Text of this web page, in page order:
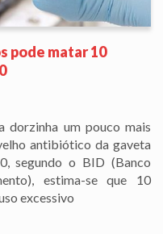
pode matar 10
dorzinha um pouco mais
antibiótico da gaveta
segundo o BID (Banco
estima-se que 10
excessivo